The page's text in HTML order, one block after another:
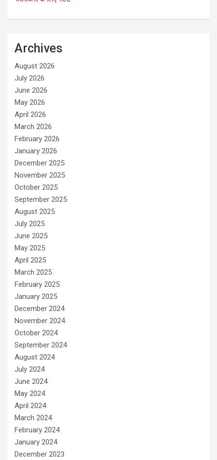
Archives
August 2026
July 2026
June 2026
May 2026
April 2026
March 2026
February 2026
January 2026
December 2025
November 2025
October 2025
September 2025
August 2025
July 2025
June 2025
May 2025
April 2025
March 2025
February 2025
January 2025
December 2024
November 2024
October 2024
September 2024
August 2024
July 2024
June 2024
May 2024
April 2024
March 2024
February 2024
January 2024
December 2023